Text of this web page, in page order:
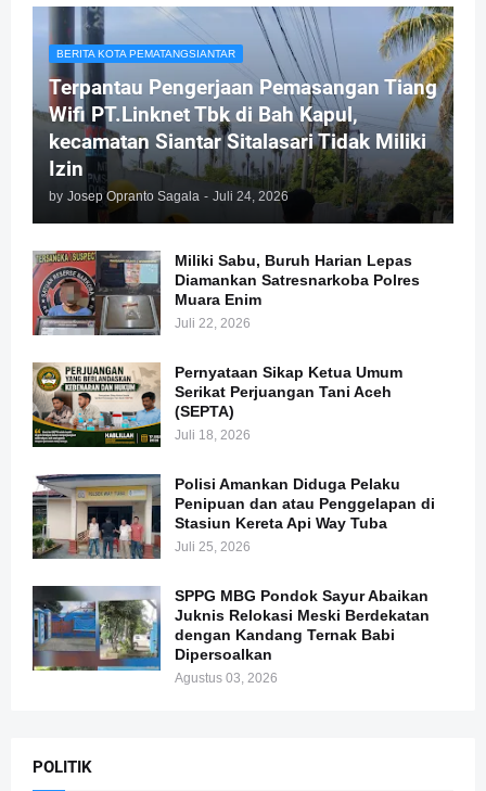
BERITA KOTA PEMATANGSIANTAR
Terpantau Pengerjaan Pemasangan Tiang
Wifi PT.Linknet Tbk di Bah Kapul,
kecamatan Siantar Sitalasari Tidak Miliki
Izin
by Josep Opranto Sagala - Juli 24, 2026
Miliki Sabu, Buruh Harian Lepas
Diamankan Satresnarkoba Polres
Muara Enim
Juli 22, 2026
Pernyataan Sikap Ketua Umum
Serikat Perjuangan Tani Aceh
(SEPTA)
Juli 18, 2026
Polisi Amankan Diduga Pelaku
Penipuan dan atau Penggelapan di
Stasiun Kereta Api Way Tuba
Juli 25, 2026
SPPG MBG Pondok Sayur Abaikan
Juknis Relokasi Meski Berdekatan
dengan Kandang Ternak Babi
Dipersoalkan
Agustus 03, 2026
POLITIK